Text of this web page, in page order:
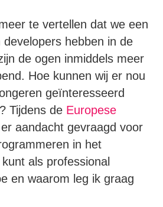
te vertellen dat we een
hebben in de
de ogen inmiddels meer
Hoe kunnen wij er nou
geïnteresseerd
Tijdens de Europese
aandacht gevraagd voor
in het
als professional
en waarom leg ik graag